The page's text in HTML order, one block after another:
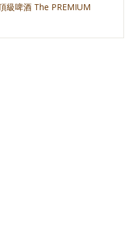
級啤酒 The PREMIUM